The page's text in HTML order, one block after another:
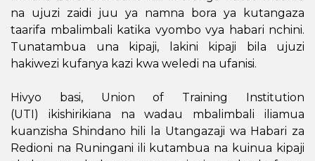
na ujuzi zaidi juu ya namna bora ya kutangaza
taarifa mbalimbali katika vyombo vya habari nchini.
Tunatambua una kipaji, lakini kipaji bila ujuzi
hakiwezi kufanya kazi kwa weledi na ufanisi.
Hivyo basi, Union of Training Institution
(UTI)
ikishirikiana na wadau mbalimbali iliamua
kuanzisha Shindano hili la Utangazaji wa Habari za
Redioni na Runingani ili kutambua na kuinua kipaji